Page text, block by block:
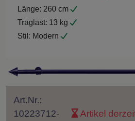
Länge: 260 cm
Traglast: 13 kg
Stil: Modern
Art.Nr.:
10223712-
Artikel